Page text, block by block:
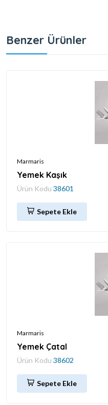
Benzer Ürünler
Marmaris
Yemek Kaşık
Ürün Kodu 38601
Sepete Ekle
Marmaris
Yemek Çatal
Ürün Kodu 38602
Sepete Ekle